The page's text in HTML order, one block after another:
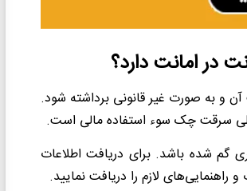
در امانت دارد؟
به صورت غیر قانونی برداشته شود.
سرقت چک سوء استفاده مالی است.
شده باشد. برای دریافت اطلاعات
راهنمایی‌های لازم را دریافت نمایید.